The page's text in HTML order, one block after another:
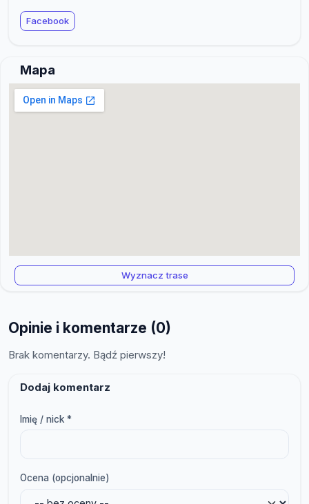
Facebook
Mapa
Wyznacz trase
Opinie i komentarze (0)
Brak komentarzy. Bądź pierwszy!
Dodaj komentarz
Imię / nick *
Ocena (opcjonalnie)